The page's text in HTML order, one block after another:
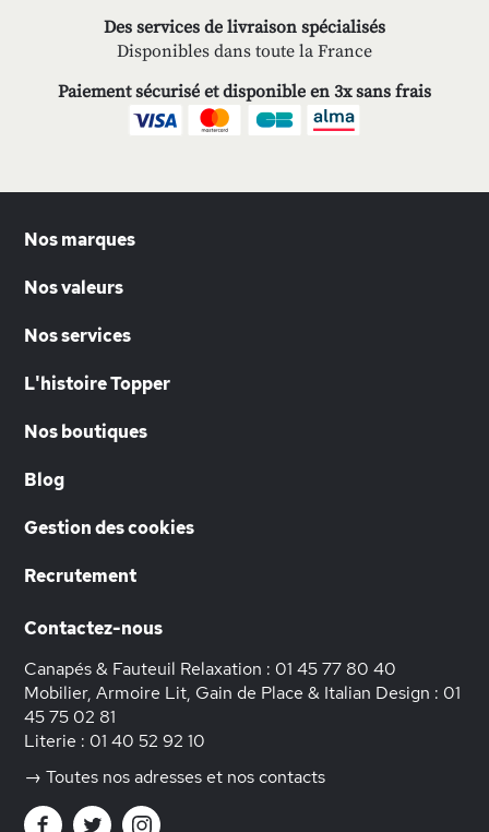
Des services de livraison spécialisés
Disponibles dans toute la France
Paiement sécurisé et disponible en 3x sans frais
Nos marques
Nos valeurs
Nos services
L'histoire Topper
Nos boutiques
Blog
Gestion des cookies
Recrutement
Contactez-nous
Canapés & Fauteuil Relaxation : 01 45 77 80 40
Mobilier, Armoire Lit, Gain de Place & Italian Design : 01
45 75 02 81
Literie : 01 40 52 92 10
→ Toutes nos adresses et nos contacts